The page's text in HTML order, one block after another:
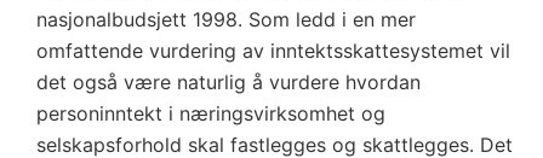
nasjonalbudsjett 1998. Som ledd i en mer
omfattende vurdering av inntektsskattesystemet vil
det også være naturlig å vurdere hvordan
personinntekt i næringsvirksomhet og
selskapsforhold skal fastlegges og skattlegges. Det